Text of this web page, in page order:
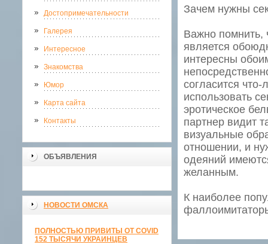
Достопримечательности
Галерея
Интересное
Знакомства
Юмор
Карта сайта
Контакты
ОБЪЯВЛЕНИЯ
НОВОСТИ ОМСКА
ПОЛНОСТЬЮ ПРИВИТЫ ОТ COVID
152 ТЫСЯЧИ УКРАИНЦЕВ
Зачем нужны
Важно помнить,
является
интересны
согласится
использовать
эротическое
партнер видит
визуальные
отношении, и
одеяний
желанным.
К наиболее